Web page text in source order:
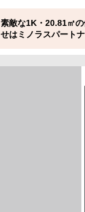
素敵な1K・20.81㎡
せはミノラスパート